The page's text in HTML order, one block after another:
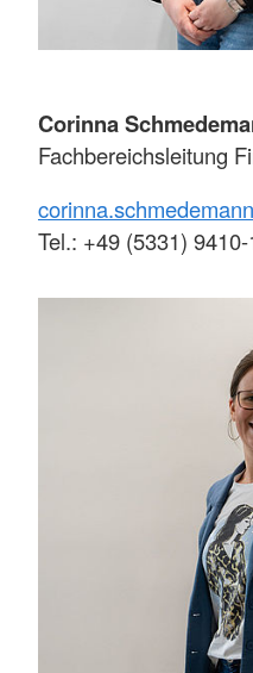
Corinna
Fachbereichsleitung
Tel.: +49 (5331)